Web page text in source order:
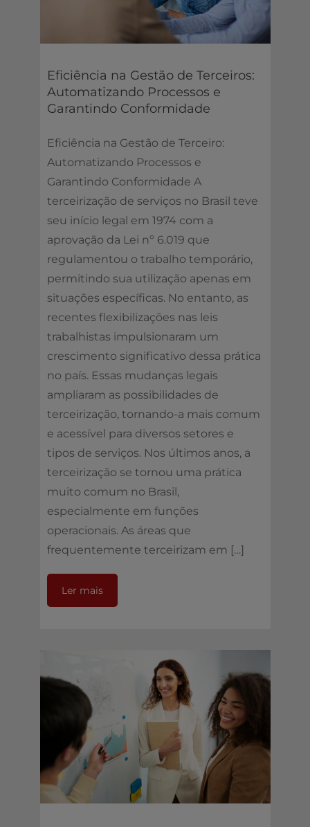
Eficiência na Gestão de Terceiros:
Automatizando Processos e
Garantindo Conformidade
Eficiência na Gestão de Terceiro:
Automatizando Processos e
Garantindo Conformidade A
terceirização de serviços no Brasil teve
seu início legal em 1974 com a
aprovação da Lei nº 6.019 que
regulamentou o trabalho temporário,
permitindo sua utilização apenas em
situações específicas. No entanto, as
recentes flexibilizações nas leis
trabalhistas impulsionaram um
crescimento significativo dessa prática
no país. Essas mudanças legais
ampliaram as possibilidades de
terceirização, tornando-a mais comum
e acessível para diversos setores e
tipos de serviços. Nos últimos anos, a
terceirização se tornou uma prática
muito comum no Brasil,
especialmente em funções
operacionais. As áreas que
frequentemente terceirizam em […]
Ler mais